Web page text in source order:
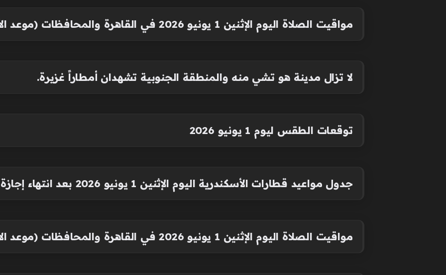
مواقيت الصلاة اليوم الإثنين 1 يونيو 2026 في القاهرة والمحافظات (موعد الأذان)
لا تزال مدينة هو تشي منه والمنطقة الجنوبية تشهدان أمطاراً غزيرة.
توقعات الطقس ليوم 1 يونيو 2026
جدول مواعيد قطارات الأسكندرية اليوم الإثنين 1 يونيو 2026 بعد انتهاء إجازة العيد
مواقيت الصلاة اليوم الإثنين 1 يونيو 2026 في القاهرة والمحافظات (موعد الأذان)